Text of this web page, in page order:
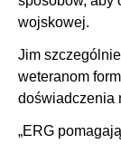
wojskowej.
Jim
weteranom
doświadczenia
„ERG